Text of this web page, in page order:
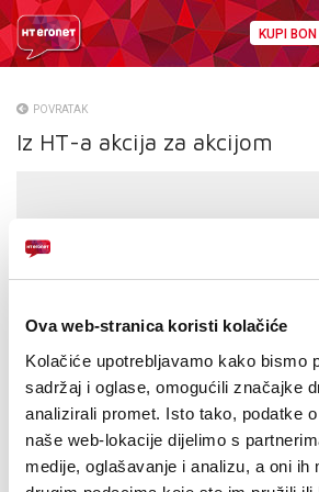
Ova web-stranica koristi kolačiće
Kolačiće upotrebljavamo kako bismo
sadržaj i oglase, omogućili značajke
analizirali promet. Isto tako, podatke
naše web-lokacije dijelimo s
medije, oglašavanje i analizu, a oni ih
KUPI BON
O NAMA
NATJEČAJI
MOJ PROFIL
E-RAČUN
POVRATAK
Iz HT-a akcija za akcijom